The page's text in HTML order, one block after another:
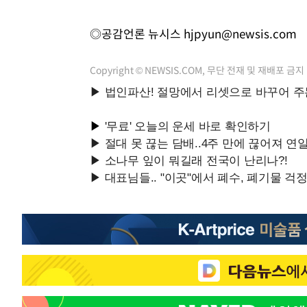
◎공감언론 뉴시스 hjpyun@newsis.com
Copyright © NEWSIS.COM, 무단 전재 및 재배포 금지